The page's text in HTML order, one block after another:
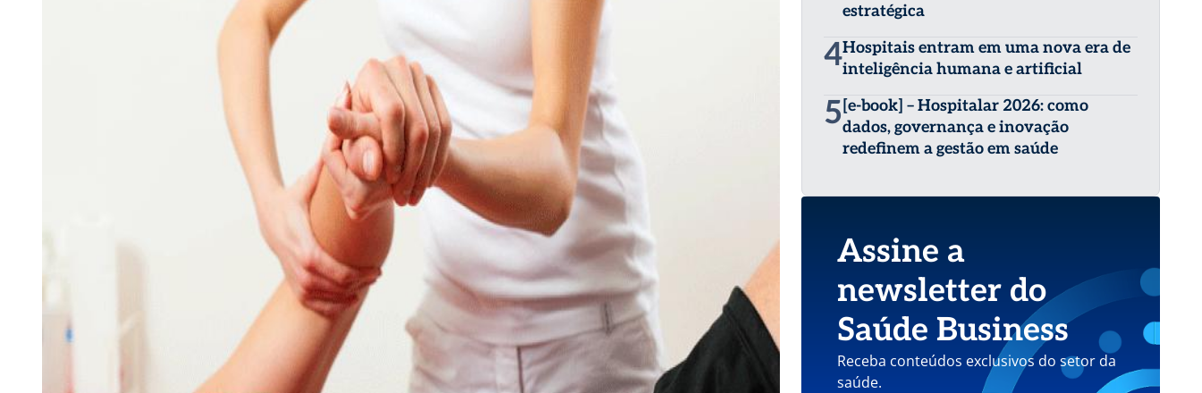
estratégica
4Hospitais entram em uma nova era de
inteligência humana e artificial
5 [e-book] – Hospitalar 2026: como
dados, governança e inovação
redefinem a gestão em saúde
Assine a
newsletter do
Saúde Business
Receba conteúdos exclusivos do setor da
saúde.